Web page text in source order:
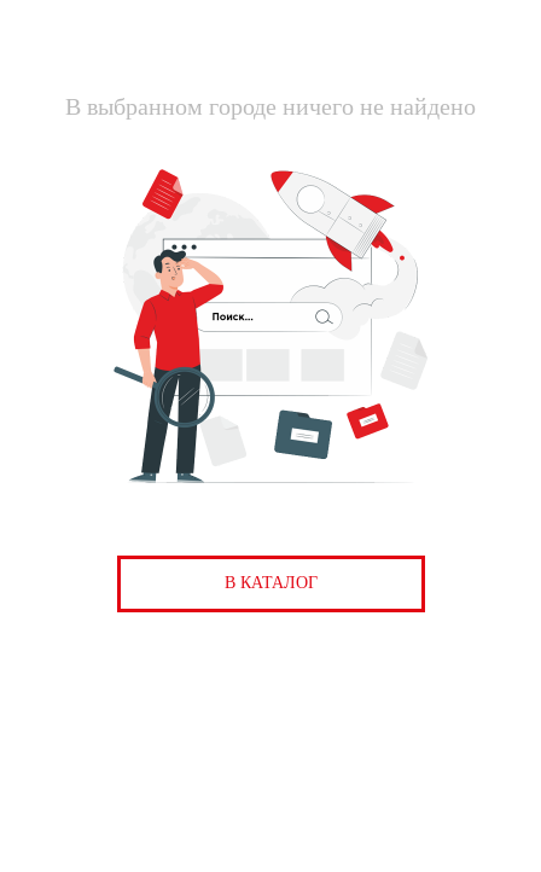
В выбранном городе ничего не найдено
В КАТАЛОГ